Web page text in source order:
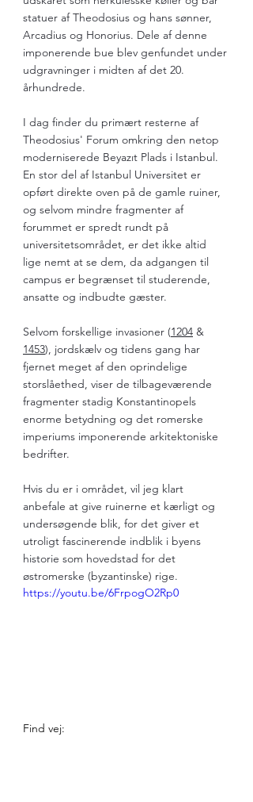
statuer af Theodosius og hans sønner,
Arcadius og Honorius. Dele af denne
imponerende bue blev genfundet under
udgravninger i midten af det 20.
århundrede.
I dag finder du primært resterne af
Theodosius' Forum omkring den netop
moderniserede Beyazıt Plads i Istanbul.
En stor del af Istanbul Universitet er
opført direkte oven på de gamle ruiner,
og selvom mindre fragmenter af
forummet er spredt rundt på
universitetsområdet, er det ikke altid
lige nemt at se dem, da adgangen til
campus er begrænset til studerende,
ansatte og indbudte gæster.
Selvom forskellige invasioner (1204 &
1453), jordskælv og tidens gang har
fjernet meget af den oprindelige
storslåethed, viser de tilbageværende
fragmenter stadig Konstantinopels
enorme betydning og det romerske
imperiums imponerende arkitektoniske
bedrifter.
Hvis du er i området, vil jeg klart
anbefale at give ruinerne et kærligt og
undersøgende blik, for det giver et
utroligt fascinerende indblik i byens
historie som hovedstad for det
østromerske (byzantinske) rige.
https://youtu.be/6FrpogO2Rp0
Find vej: